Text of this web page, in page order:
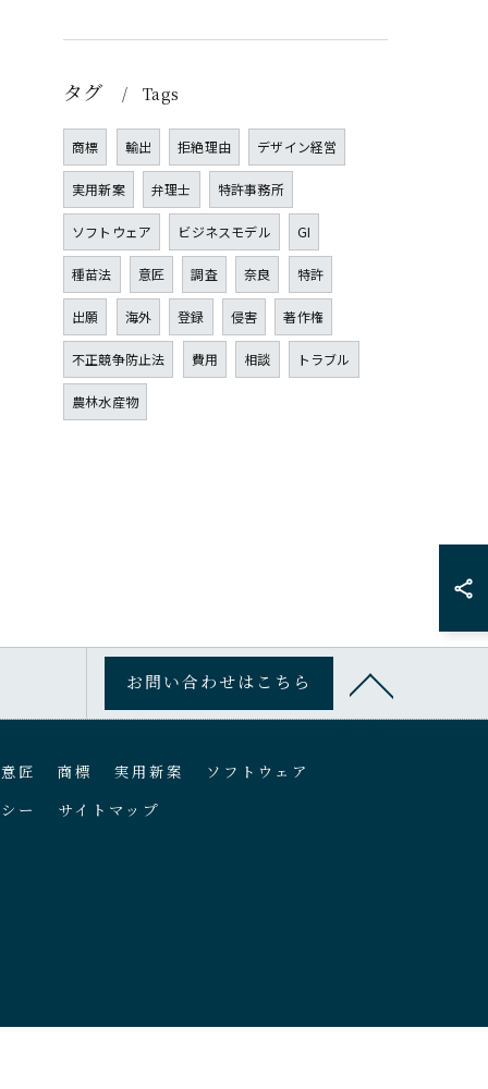
タグ Tags
商標 輸出 拒絶理由 デザイン経営
実用新案 弁理士 特許事務所
ソフトウェア ビジネスモデル GI
種苗法 意匠 調査 奈良 特許
出願 海外 登録 侵害 著作権
不正競争防止法 費用 相談 トラブル
農林水産物
お問い合わせはこちら
意匠 商標 実用新案
ソフトウェア
ー サイトマップ